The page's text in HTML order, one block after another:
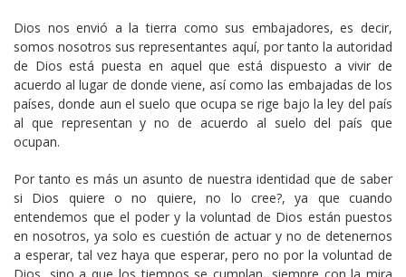
Dios nos envió a la tierra como sus embajadores, es decir,
somos nosotros sus representantes aquí, por tanto la autoridad
de Dios está puesta en aquel que está dispuesto a vivir de
acuerdo al lugar de donde viene, así como las embajadas de los
países, donde aun el suelo que ocupa se rige bajo la ley del país
al que representan y no de acuerdo al suelo del país que
ocupan.
Por tanto es más un asunto de nuestra identidad que de saber
si Dios quiere o no quiere, no lo cree?, ya que cuando
entendemos que el poder y la voluntad de Dios están puestos
en nosotros, ya solo es cuestión de actuar y no de detenernos
a esperar, tal vez haya que esperar, pero no por la voluntad de